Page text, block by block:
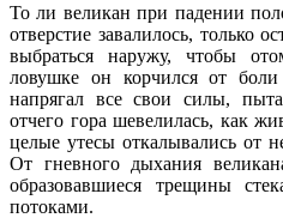
То ли великан при падении
отверстие завалилось, только
выбраться наружу, чтобы
ловушке он корчился от
напрягал все свои силы,
отчего гора шевелилась, как
целые утесы откалывались от
От гневного дыхания
образовавшиеся трещины
потоками.